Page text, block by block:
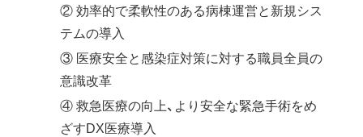
② 効率的で柔軟性のある病棟運営と新規シス
テムの導入
③ 医療安全と感染症対策に対する職員全員の
意識改革
④ 救急医療の向上、より安全な緊急手術をめ
ざすDX医療導入